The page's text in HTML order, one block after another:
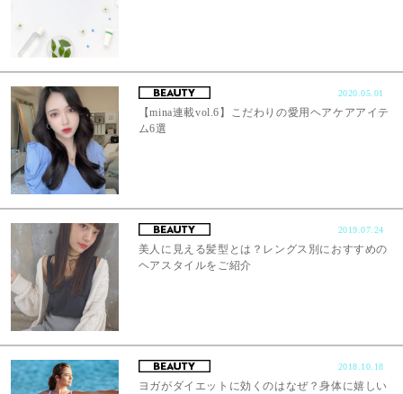
2020.05.01
【mina連載vol.6】こだわりの愛用ヘアケアアイテ
ム6選
2019.07.24
美人に見える髪型とは？レングス別におすすめの
ヘアスタイルをご紹介
2018.10.18
ヨガがダイエットに効くのはなぜ？身体に嬉しい